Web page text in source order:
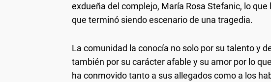
exdueña del complejo, María Rosa Stefanic, lo
que terminó siendo escenario de una tragedia.
La comunidad la conocía no solo por su talento y
también por su carácter afable y su amor por lo
ha conmovido tanto a sus allegados como a los